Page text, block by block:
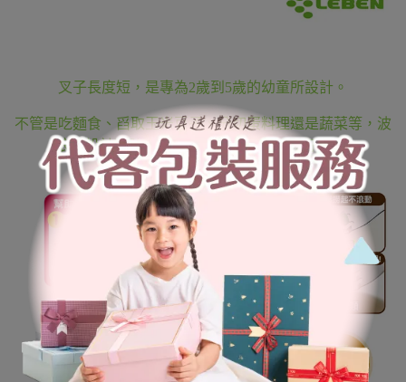
叉子長度短，是專為2歲到5歲的幼童所設計。
不管是吃麵食、舀取玉米豆子、分切蛋料理還是蔬菜等，波
浪狀設計可防止食物滑落，讓寶寶輕鬆好上手!